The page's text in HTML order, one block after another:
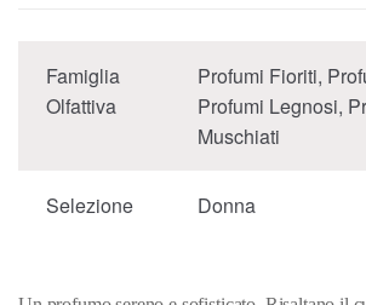
Famiglia
Olfattiva
Profumi Fioriti,
Profumi Legnosi,
Muschiati
Selezione Donna